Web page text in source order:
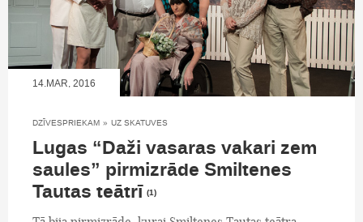
14.MAR, 2016
DZĪVESPRIEKAM » UZ SKATUVES
Lugas “Daži vasaras vakari zem
saules” pirmizrāde Smiltenes
Tautas teātrī (1)